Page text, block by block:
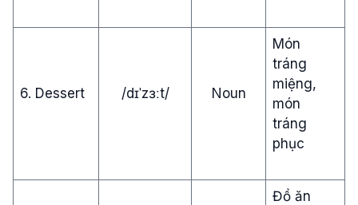
6. Dessert /dɪˈzɜːt/ Noun
Món
tráng
miệng,
món
tráng
phục
Đồ ăn